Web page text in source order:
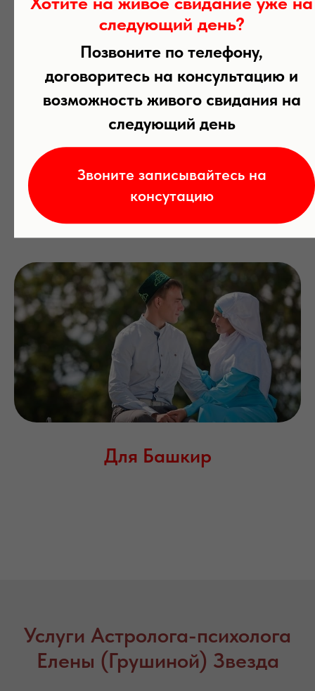
следующий день?
Позвоните по телефону,
договоритесь на консультацию и
возможность живого свидания на
следующий день
Звоните записывайтесь на
консутацию
Для Татар
Для Башкир
Услуги Астролога-психолога
Елены (Грушиной) Звезда